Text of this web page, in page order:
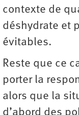
contexte de
déshydrate et
évitables.
Reste que ce
porter la
alors que la
d’abord des